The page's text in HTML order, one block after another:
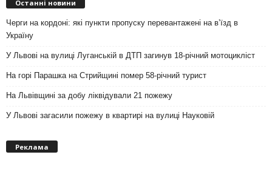
Останні новини
Черги на кордоні: які пункти пропуску перевантажені на вʼїзд в
Україну
У Львові на вулиці Луганській в ДТП загинув 18-річний мотоцикліст
На горі Парашка на Стрийщині помер 58-річний турист
На Львівщині за добу ліквідували 21 пожежу
У Львові загасили пожежу в квартирі на вулиці Науковій
Реклама